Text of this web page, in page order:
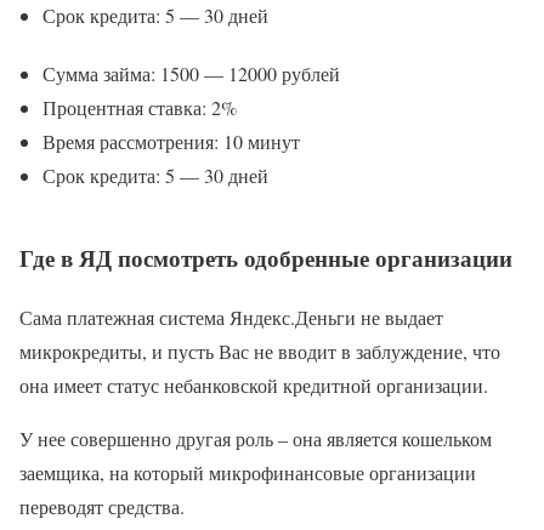
Срок кредита: 5 — 30 дней
Сумма займа: 1500 — 12000 рублей
Процентная ставка: 2%
Время рассмотрения: 10 минут
Срок кредита: 5 — 30 дней
Где в ЯД посмотреть одобренные организации
Сама платежная система Яндекс.Деньги не выдает
микрокредиты, и пусть Вас не вводит в заблуждение, что
она имеет статус небанковской кредитной организации.
У нее совершенно другая роль – она является кошельком
заемщика, на который микрофинансовые организации
переводят средства.